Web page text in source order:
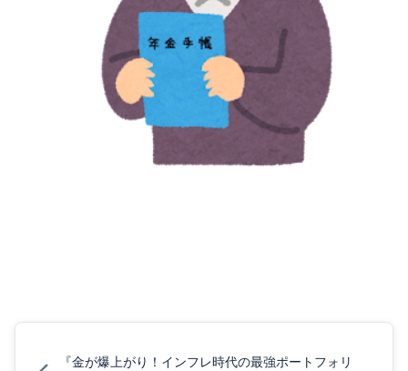
『金が爆上がり！インフレ時代の最強ポートフォリ